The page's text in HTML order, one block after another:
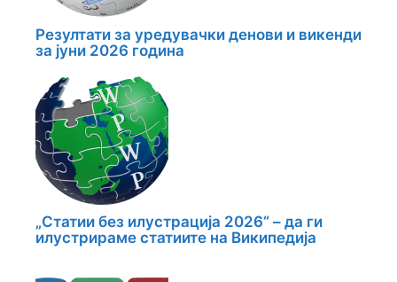
Резултати за уредувачки денови и викенди
за јуни 2026 година
„Статии без илустрација 2026“ – да ги
илустрираме статиите на Википедија